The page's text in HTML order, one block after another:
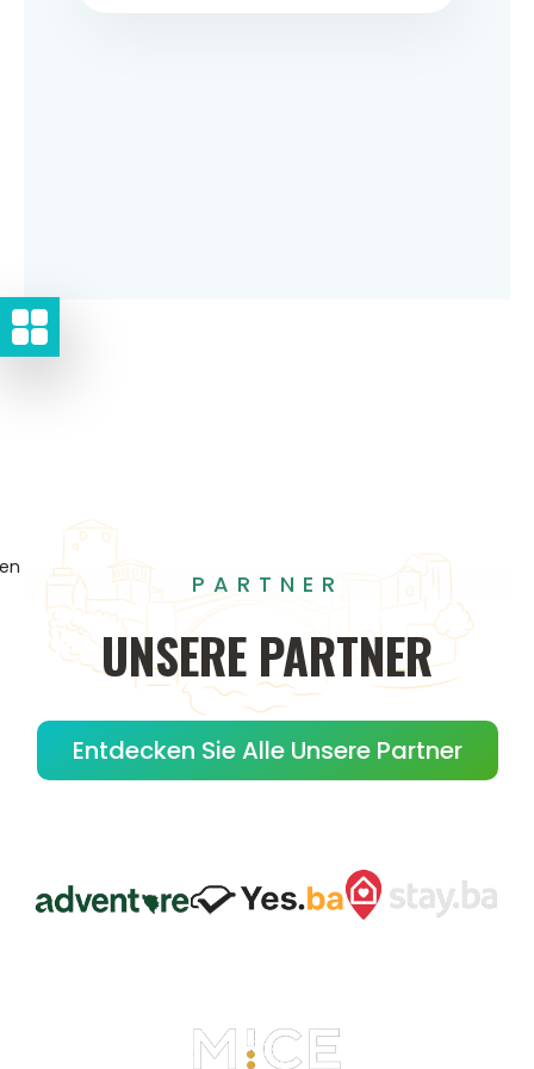
PARTNER
UNSERE PARTNER
Entdecken Sie Alle Unsere Partner